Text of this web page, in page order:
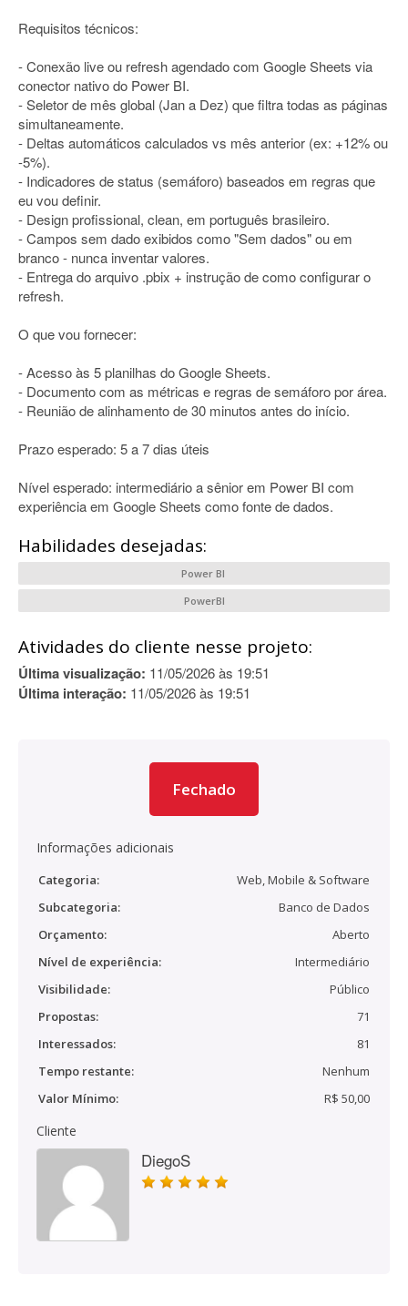
Requisitos técnicos:
- Conexão live ou refresh agendado com Google Sheets via
conector nativo do Power BI.
- Seletor de mês global (Jan a Dez) que filtra todas as páginas
simultaneamente.
- Deltas automáticos calculados vs mês anterior (ex: +12% ou
-5%).
- Indicadores de status (semáforo) baseados em regras que
eu vou definir.
- Design profissional, clean, em português brasileiro.
- Campos sem dado exibidos como "Sem dados" ou em
branco - nunca inventar valores.
- Entrega do arquivo .pbix + instrução de como configurar o
refresh.
O que vou fornecer:
- Acesso às 5 planilhas do Google Sheets.
- Documento com as métricas e regras de semáforo por área.
- Reunião de alinhamento de 30 minutos antes do início.
Prazo esperado: 5 a 7 dias úteis
Nível esperado: intermediário a sênior em Power BI com
experiência em Google Sheets como fonte de dados.
Habilidades desejadas:
Power BI
PowerBI
Atividades do cliente nesse projeto:
Última visualização: 11/05/2026 às 19:51
Última interação: 11/05/2026 às 19:51
Fechado
Informações adicionais
Categoria:
Web, Mobile & Software
Subcategoria:
Banco de Dados
Orçamento:
Aberto
Nível de experiência:
Intermediário
Visibilidade:
Público
Propostas:
71
Interessados:
81
Tempo restante:
Nenhum
Valor Mínimo:
R$ 50,00
Cliente
DiegoS